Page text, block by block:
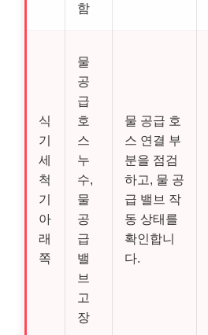
함
식
기
세
척
기
아
래
쪽
물
공
급
호
스
누
수,
물
공
급
밸
브
고
장
물 공급 호
스 연결 부
분을 점검
하고, 물 공
급 밸브 작
동 상태를
확인합니
다.